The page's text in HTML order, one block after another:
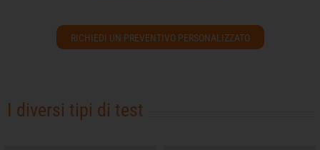
RICHIEDI UN PREVENTIVO PERSONALIZZATO
I diversi tipi di test